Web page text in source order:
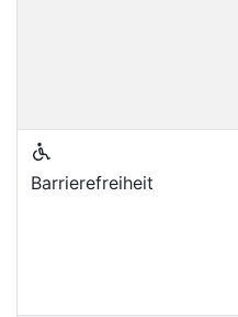
Barrierefreiheit